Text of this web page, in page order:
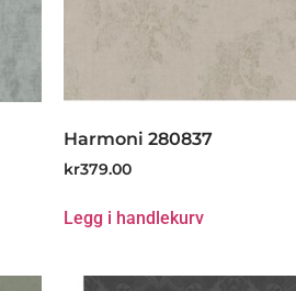
Harmoni 280837
kr379.00
Legg i handlekurv